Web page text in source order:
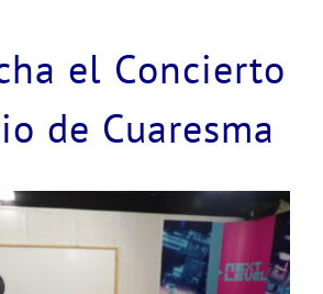
el Concierto
de Cuaresma